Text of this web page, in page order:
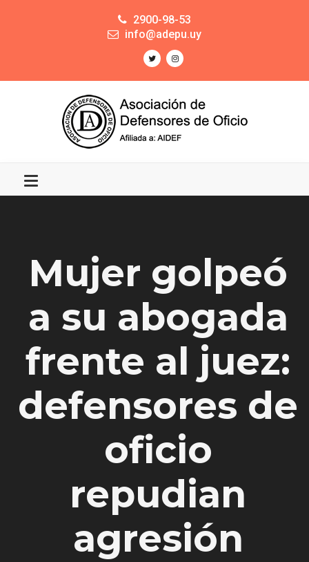
2900-98-53
info@adepu.uy
Mujer golpeó
a su abogada
frente al juez:
defensores de
oficio
repudian
agresión